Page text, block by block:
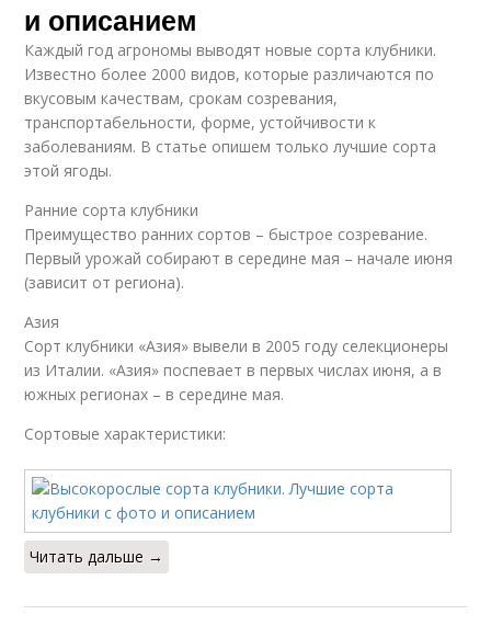
и описанием
Каждый год агрономы выводят новые сорта клубники.
Известно более 2000 видов, которые различаются по
вкусовым качествам, срокам созревания,
транспортабельности, форме, устойчивости к
заболеваниям. В статье опишем только лучшие сорта
этой ягоды.
Ранние сорта клубники
Преимущество ранних сортов – быстрое созревание.
Первый урожай собирают в середине мая – начале июня
(зависит от региона).
Азия
Сорт клубники «Азия» вывели в 2005 году селекционеры
из Италии. «Азия» поспевает в первых числах июня, а в
южных регионах – в середине мая.
Сортовые характеристики:
Читать дальше →